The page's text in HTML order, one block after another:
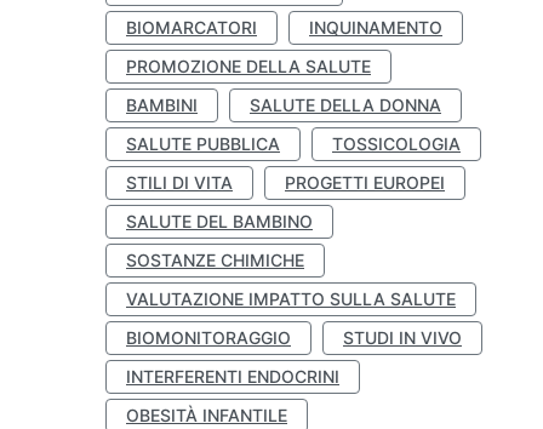
BIOMARCATORI
INQUINAMENTO
PROMOZIONE DELLA SALUTE
BAMBINI
SALUTE DELLA DONNA
SALUTE PUBBLICA
TOSSICOLOGIA
STILI DI VITA
PROGETTI EUROPEI
SALUTE DEL BAMBINO
SOSTANZE CHIMICHE
VALUTAZIONE IMPATTO SULLA SALUTE
BIOMONITORAGGIO
STUDI IN VIVO
INTERFERENTI ENDOCRINI
OBESITÀ INFANTILE